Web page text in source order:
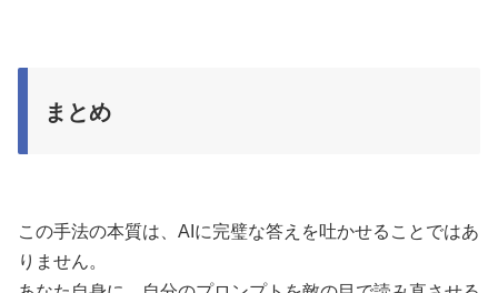
まとめ
この手法の本質は、AIに完璧な答えを吐かせることではあ
りません。